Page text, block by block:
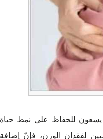
يسعون للحفاظ على نمط حياة
لفقدان الوزن، فإنّ إضافة